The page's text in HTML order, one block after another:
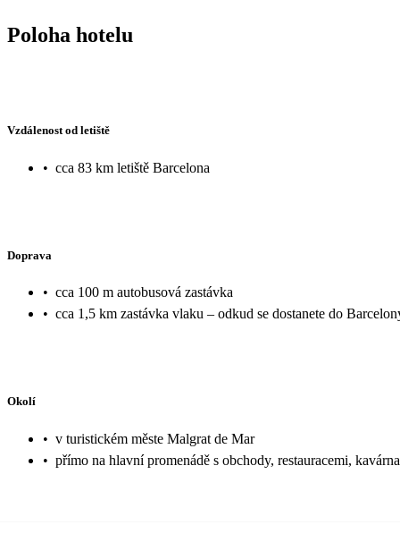
Poloha hotelu
Vzdálenost od letiště
• cca 83 km letiště Barcelona
Doprava
• cca 100 m autobusová zastávka
• cca 1,5 km zastávka vlaku – odkud se dostanete do
Okolí
• v turistickém měste Malgrat de Mar
• přímo na hlavní promenádě s obchody, restauracemi,